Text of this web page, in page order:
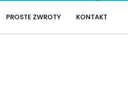
PROSTE ZWROTY KONTAKT